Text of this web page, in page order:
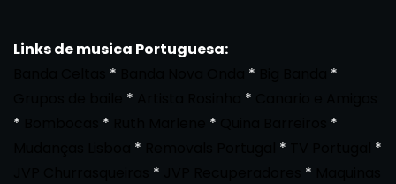
Links de musica Portuguesa:
* *
*
* *
*
* *
*
* *
*
* *